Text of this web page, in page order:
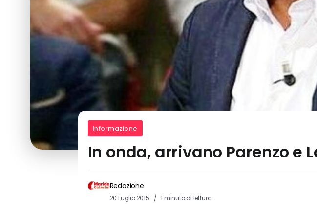
Informazione
In onda, arrivano Parenzo e
Redazione
20 Luglio 2015 1 minuto di lettura